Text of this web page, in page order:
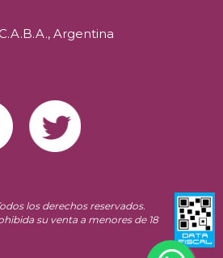
Argentina
los derechos reservados.
su venta a menores de 18